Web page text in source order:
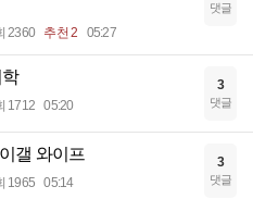
2360 추천 2 05:27
댓글
1712 05:20
3
댓글
갤 와이프
1965 05:14
3
댓글